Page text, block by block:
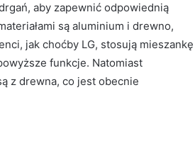
aby zapewnić odpowiednią
są aluminium i drewno,
jak choćby LG, stosują mieszankę
funkcje. Natomiast
z drewna, co jest obecnie